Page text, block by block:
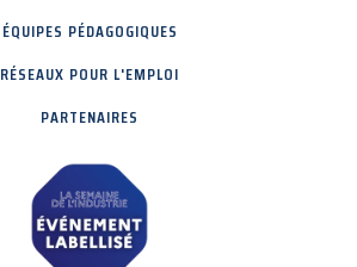
ÉQUIPES PÉDAGOGIQUES
RÉSEAUX POUR L'EMPLOI
PARTENAIRES